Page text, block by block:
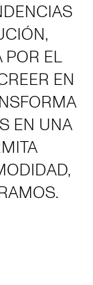
POR EL
EN
EN UNA